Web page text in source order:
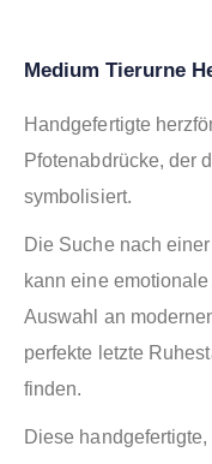
Medium Tierurne
Handgefertigte
Pfotenabdrücke, der
symbolisiert.
Die Suche nach
kann eine
Auswahl an
perfekte letzte
finden.
Diese